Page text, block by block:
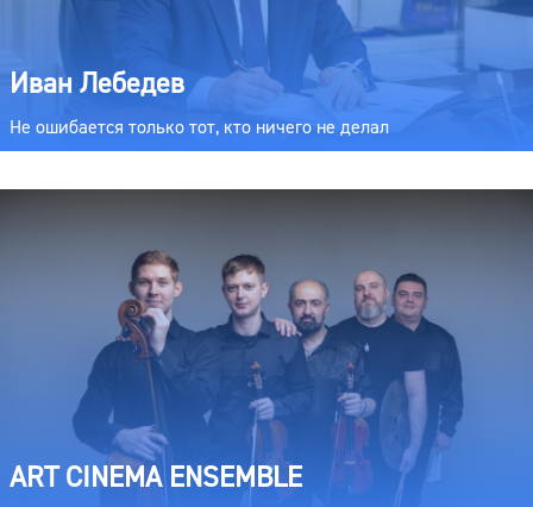
Иван Лебедев
Не ошибается только тот, кто ничего не делал
ART CINEMA ENSEMBLE